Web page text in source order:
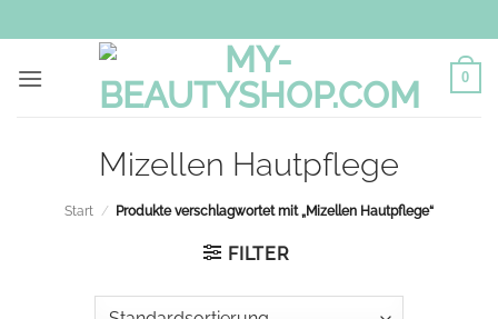
Inhalt
springen
0
Mizellen Hautpflege
Start / Produkte verschlagwortet mit „Mizellen Hautpflege“
FILTER